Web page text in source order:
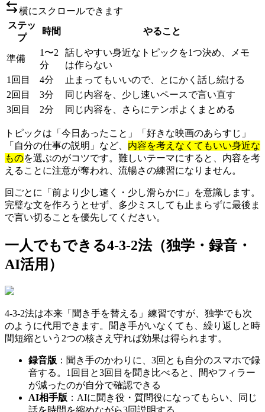
横にスクロールできます
ステッ
プ
時間 やること
準備
1〜2
分
話しやすい身近なトピックを1つ決め、メモ
は作らない
1回目
4分
止まってもいいので、とにかく話し続ける
2回目
3分
同じ内容を、少し速いペースで言い直す
3回目
2分 同じ内容を、さらにテンポよくまとめる
トピックは「今日あったこと」「好きな映画のあらすじ」
「自分の仕事の説明」など、 内容を考えなくてもいい身近な
ものを選ぶのがコツです。難しいテーマにすると、内容を考
えることに注意が奪われ、流暢さの練習になりません。
回ごとに「前より少し速く・少し滑らかに」を意識します。
完璧な文を作ろうとせず、多少ミスしても止まらずに最後ま
で言い切ることを優先してください。
一人でもできる4-3-2法（独学・録音・
AI活用）
4-3-2法は本来「聞き手を替える」練習ですが、独学でも次
のように代用できます。聞き手がいなくても、繰り返しと時
間短縮という2つの核さえ守れば効果は得られます。
録音版 ：聞き手のかわりに、3回とも自分のスマホで録
音する。1回目と3回目を聞き比べると、間やフィラー
が減ったのが自分で確認できる
AI相手版 ：AIに聞き役・質問役になってもらい、同じ
話を時間を縮めながら3回説明する